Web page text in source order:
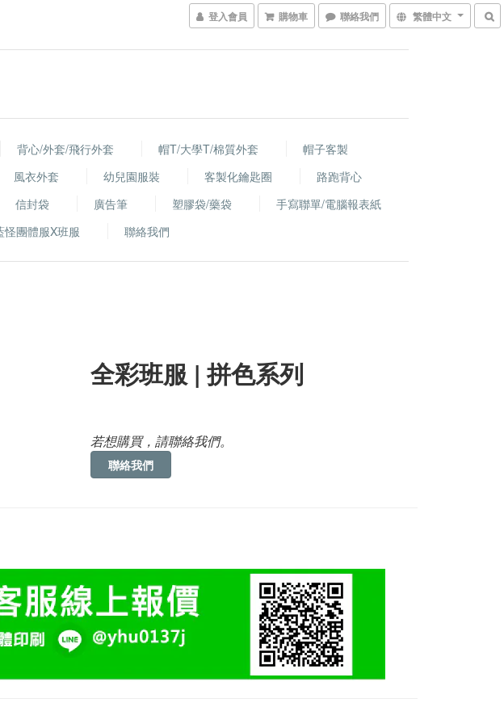
登入會員 購物車 聯絡我們 繁體中文
背心/外套/飛行外套 帽T/大學T/棉質外套
帽子客製
風衣外套 幼兒園服裝 客製化鑰匙圈
路跑背心
信封袋 廣告筆 塑膠袋/藥袋
手寫聯單/電腦報表紙
團體服X班服 聯絡我們
全彩班服 | 拼色系列
若想購買，請聯絡我們。
聯絡我們